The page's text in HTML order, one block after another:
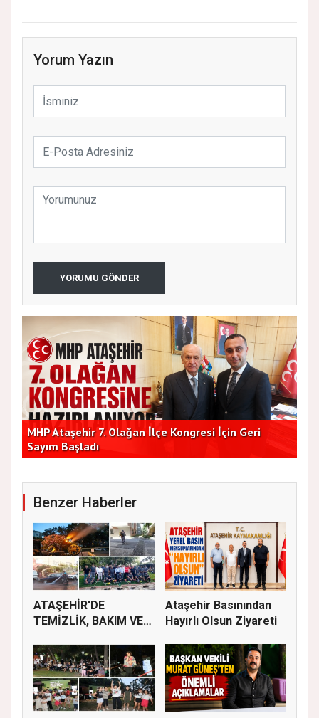
Yorum Yazın
YORUMU GÖNDER
Başkan Vekilleri Kent Lokantası'nda Vatandaşlarla
Bir Araya Geldi
Benzer Haberler
ATAŞEHİR'DE
TEMİZLİK, BAKIM VE
Ataşehir Basınından
Hayırlı Olsun Ziyareti